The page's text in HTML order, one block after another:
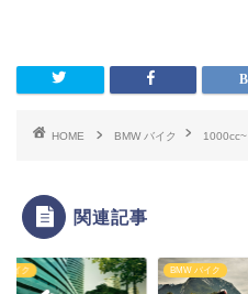
HOME BMW バイク 1000cc~
関連記事
バイク BMW バイク